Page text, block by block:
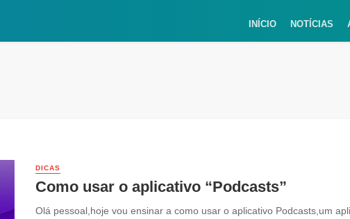
INÍCIO NOTÍCIAS
DICAS
Como usar o aplicativo “Podcasts”
Olá pessoal,hoje vou ensinar a como usar o aplicativo Podcasts,um